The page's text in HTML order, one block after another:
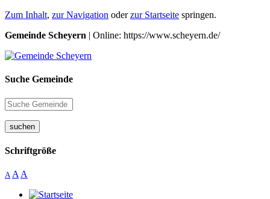
Zum Inhalt, zur Navigation oderzur Startseite springen.
Gemeinde Scheyern | Online: https://www.scheyern.de/
Suche Gemeinde
suchen
Schriftgröße
A A A